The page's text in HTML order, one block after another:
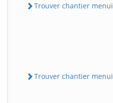
Trouver chantier
Trouver chantier